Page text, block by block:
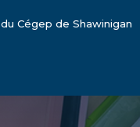
Cégep de Shawinigan